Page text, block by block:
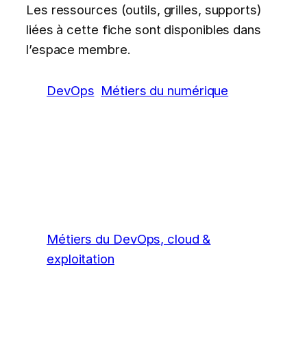
Les ressources (outils, grilles, supports)
liées à cette fiche sont disponibles dans
l’espace membre.
DevOps Métiers du numérique
Métiers du DevOps, cloud &
exploitation